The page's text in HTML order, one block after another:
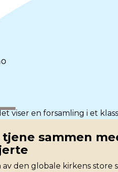
tjene sammen
av den globale kirkens store